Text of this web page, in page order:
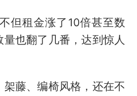
但租金涨了10倍甚至数
也翻了几番，达到惊人
架藤、编椅风格，还在不